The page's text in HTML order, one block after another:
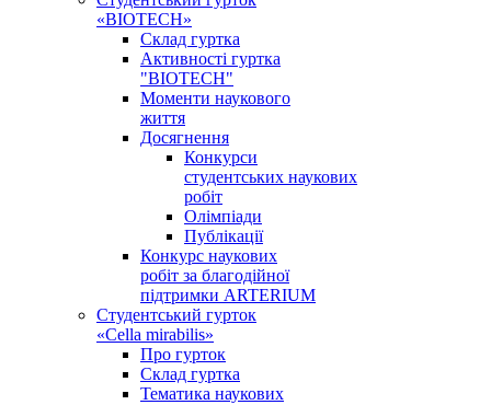
«BIOTECH»
Склад гуртка
Активності гуртка
"BIOTECH"
Моменти наукового
життя
Досягнення
Конкурси
студентських наукових
робіт
Олімпіади
Публікації
Конкурс наукових
робіт за благодійної
підтримки ARTERIUM
Студентський гурток
«Cella mirabilis»
Про гурток
Склад гуртка
Тематика наукових